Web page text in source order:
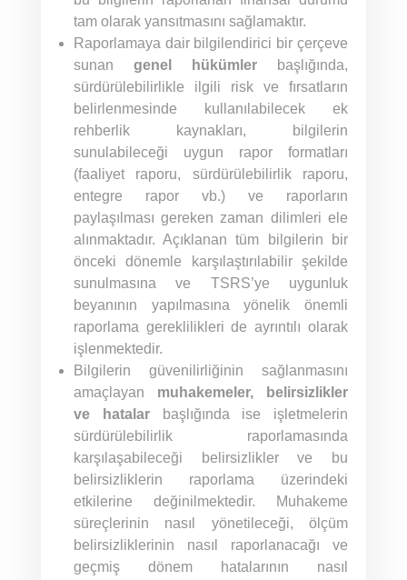
tam olarak yansıtmasını sağlamaktır.
Raporlamaya dair bilgilendirici bir çerçeve
sunan genel hükümler başlığında,
sürdürülebilirlikle ilgili risk ve fırsatların
belirlenmesinde kullanılabilecek ek
rehberlik kaynakları, bilgilerin
sunulabileceği uygun rapor formatları
(faaliyet raporu, sürdürülebilirlik raporu,
entegre rapor vb.) ve raporların
paylaşılması gereken zaman dilimleri ele
alınmaktadır. Açıklanan tüm bilgilerin bir
önceki dönemle karşılaştırılabilir şekilde
sunulmasına ve TSRS’ye uygunluk
beyanının yapılmasına yönelik önemli
raporlama gereklilikleri de ayrıntılı olarak
işlenmektedir.
Bilgilerin güvenilirliğinin sağlanmasını
amaçlayan muhakemeler, belirsizlikler
ve hatalar
başlığında ise işletmelerin
sürdürülebilirlik raporlamasında
karşılaşabileceği belirsizlikler ve bu
belirsizliklerin raporlama üzerindeki
etkilerine değinilmektedir. Muhakeme
süreçlerinin nasıl yönetileceği, ölçüm
belirsizliklerinin nasıl raporlanacağı ve
geçmiş dönem hatalarının nasıl